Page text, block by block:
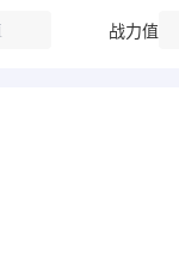
战力值